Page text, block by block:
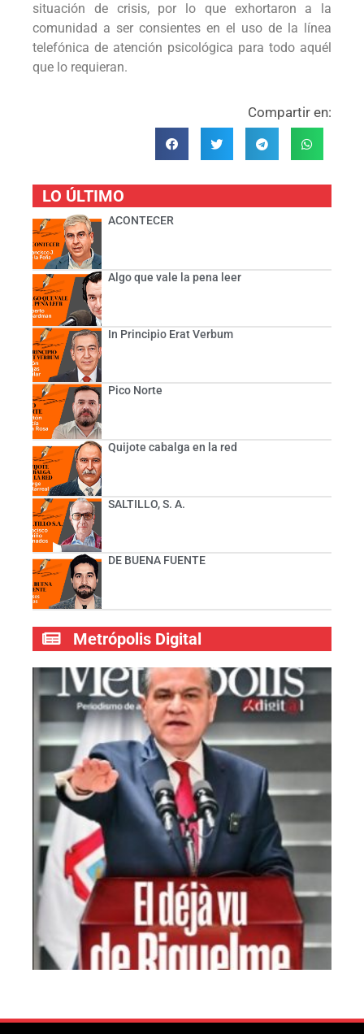
situación de crisis, por lo que exhortaron a la
comunidad a ser consientes en el uso de la línea
telefónica de atención psicológica para todo aquél
que lo requieran.
Compartir en:
LO ÚLTIMO
ACONTECER
Algo que vale la pena leer
In Principio Erat Verbum
Pico Norte
Quijote cabalga en la red
SALTILLO, S. A.
DE BUENA FUENTE
Metrópolis Digital